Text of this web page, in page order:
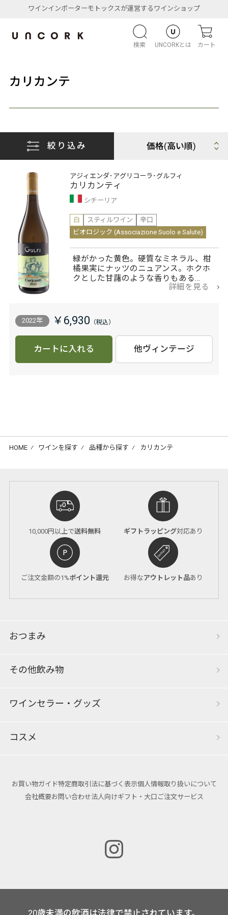
ワインインポーターモトックスが運営するワインショップ
検索 UNCORKとは カート
カリカンテ
絞り込み
アジィエンダ･アグリコーラ･グルフィ
カリカンティ
シチーリア
白
スティルワイン
辛口
ビオロジック (Associazione Suolo e Salute)
緑がかった黄色。硬質なミネラル、柑
橘果実にナッツのニュアンス。ホクホ
クとした甘藷のような香りもある…
詳細を見る
2022年 ￥6,930
カートに入れる 他ヴィンテージ
HOME ⁄ ワインを探す ⁄ 品種から探す ⁄ カリカンテ
10,000円以上で送料無料 ギフトラッピング対応あり
ご注文金額の1%ポイント還元 お得なアウトレット品あり
おつまみ
その他飲み物
ワインセラー・グッズ
コスメ
お買い物ガイド特定商取引法に基づく表示個人情報取り扱いについて
会社概要お問い合わせ法人向けギフト・大口ご注文サービス